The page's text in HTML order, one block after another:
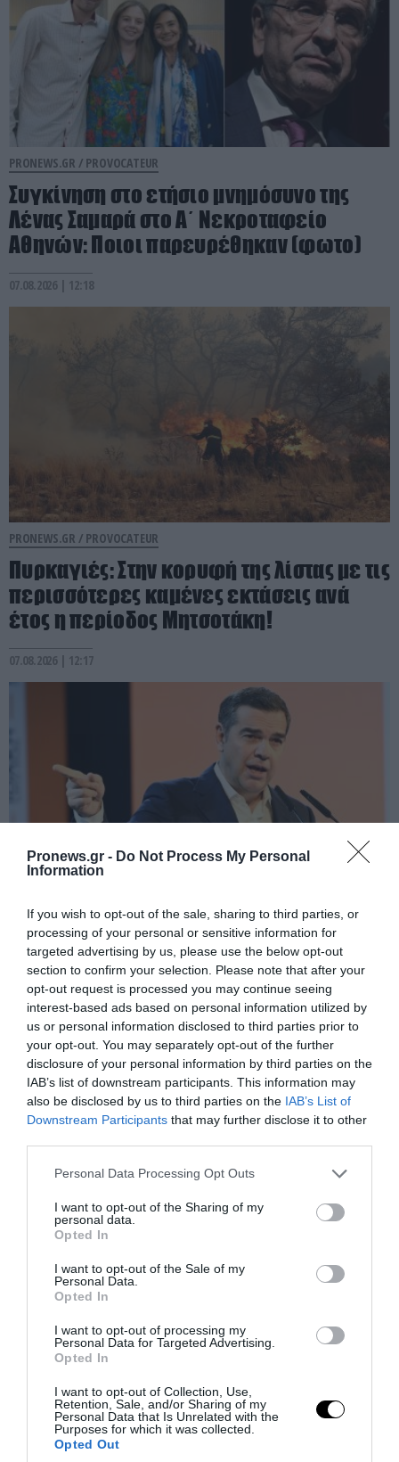
Pronews.gr - Do Not Process My Personal
Information
If you wish to opt-out of the sale, sharing to third parties, or
processing of your personal or sensitive information for
targeted advertising by us, please use the below opt-out
section to confirm your selection. Please note that after your
opt-out request is processed you may continue seeing
interest-based ads based on personal information utilized by
us or personal information disclosed to third parties prior to
your opt-out. You may separately opt-out of the further
disclosure of your personal information by third parties on the
IAB’s list of downstream participants. This information may
also be disclosed by us to third parties on the IAB’s List of
Downstream Participants that may further disclose it to other
Please note that this website/app uses one or more Google
not limited to your visit or usage behaviour. You may click to
grant or deny consent to Google and its third-party tags to
use your data for below specified purposes in below Google
consent section.
Personal Data Processing Opt Outs
I want to opt-out of the Sharing of my
personal data.
Opted In
I want to opt-out of the Sale of my
Personal Data.
Opted In
I want to opt-out of processing my
Personal Data for Targeted Advertising.
Opted In
I want to opt-out of Collection, Use,
Retention, Sale, and/or Sharing of my
Personal Data that Is Unrelated with the
Purposes for which it was collected.
Opted Out
PRONEWS.GR / PROVOCATEUR
Συγκίνηση στο ετήσιο μνημόσυνο της
Λένας Σαμαρά στο Α΄ Νεκροταφείο
Αθηνών: Ποιοι παρευρέθηκαν (φωτο)
07.08.2026 | 12:18
PRONEWS.GR / PROVOCATEUR
Πυρκαγιές: Στην κορυφή της λίστας με τις
περισσότερες καμένες εκτάσεις ανά
έτος η περίοδος Μητσοτάκη!
07.08.2026 | 12:17
PRONEWS.GR / PROVOCATEUR
Α.Τσίπρας: Στις 9 Σεπτεμβρίου η
επίσκεψή του στη ΔΕΘ – Πότε θα
παρουσιάσει το οικονομικό του
πρόγραμμα
07.08.2026 | 11:42
Η απόλυρη διάλυση ενός κράτους: Ούτε
καν νέες πινακίδες κυκλοφορίας ΙΧ
μπορούν να εκδώσουν!
07.08.2026 | 11:07